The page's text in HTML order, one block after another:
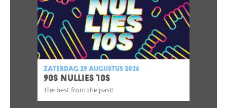
zaterdag 29 augustus 2026
90S NULLIES 10S
The best from the past!